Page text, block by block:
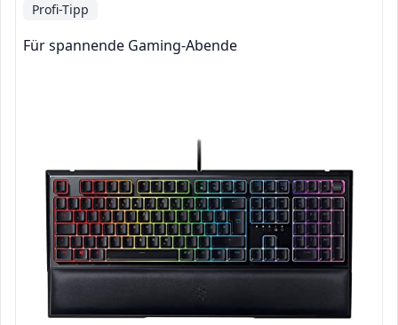
Profi-Tipp
Für spannende Gaming-Abende